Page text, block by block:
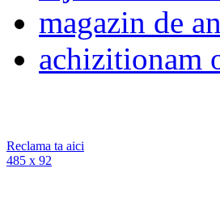
magazin de
achizitionam
Reclama ta aici
485 x 92